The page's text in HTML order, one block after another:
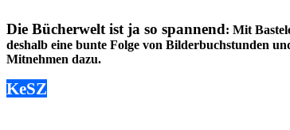
Die Bücherwelt ist ja so spannend: Mit
deshalb eine bunte Folge von Bilderbuchstunden
Mitnehmen dazu.
KeSZ